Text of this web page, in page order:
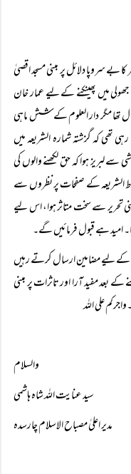
بے سروپا دلائل پر مبنی مسجد اقصیٰ
میں پھینکنے کے لیے عمار خان
تھا مگر دار العلوم کے شش ماہی
تھی کہ گزشتہ شمارہ الشریعہ میں
لبریز ہوا کہ حق لکھنے والوں کی
الشریعہ کے صفحات پر نظروں سے
سے سخت متاثر ہوا، اس لیے
امید ہے قبول فرمائیں گے۔
لیے مضامین ارسال کرتے رہیں
بعد مفید آرا اور تاثرات پر مبنی
علی اللہ
والسلام
سید عنایت اللہ شاہ ہاشمی
مدیر اعلیٰ مصباح الاسلام چارسدہ